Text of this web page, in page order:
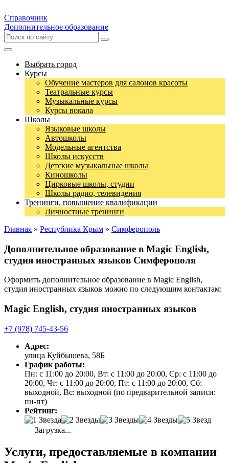
Справочник
Дополнительное образование
Выбрать город
Курсы
Обучение мастеров для салонов красоты
Театральные курсы
Музыкальные курсы
Курсы вокала
Школы
Языковые школы
Автошколы
Модельные агентства
Школы искусств
Детские музыкальные школы
Киношколы
Цирковые школы, студии
Школы радио, телевидения
Тренинги, повышение квалификации
Личностные тренинги
Главная » Республика Крым » Симферополь
Дополнительное образование в Magic English,
студия иностранных языков Симферополя
Оформить дополнительное образование в Magic English,
студия иностранных языков можно по следующим контактам:
Magic English, студия иностранных языков
+7 (978) 745-43-56
Адрес:
улица Куйбышева, 58Б
График работы:
Пн: с 11:00 до 20:00, Вт: с 11:00 до 20:00, Ср: с 11:00 до
20:00, Чт: с 11:00 до 20:00, Пт: с 11:00 до 20:00, Сб:
выходной, Вс: выходной (по предварительной записи:
пн-пт)
Рейтинг:
Загрузка...
Услуги, предоставляемые в компании